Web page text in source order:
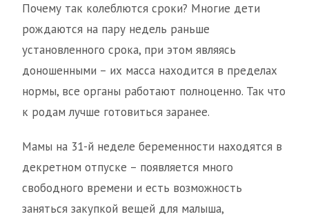
Почему так колеблются сроки? Многие дети
рождаются на пару недель раньше
установленного срока, при этом являясь
доношенными – их масса находится в пределах
нормы, все органы работают полноценно. Так что
к родам лучше готовиться заранее.
Мамы на 31-й неделе беременности находятся в
декретном отпуске – появляется много
свободного времени и есть возможность
заняться закупкой вещей для малыша,